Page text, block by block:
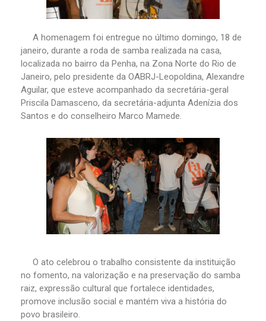
A homenagem foi entregue no último domingo, 18 de
janeiro, durante a roda de samba realizada na casa,
localizada no bairro da Penha, na Zona Norte do Rio de
Janeiro, pelo presidente da OABRJ-Leopoldina, Alexandre
Aguilar, que esteve acompanhado da secretária-geral
Priscila Damasceno, da secretária-adjunta Adenízia dos
Santos e do conselheiro Marco Mamede.
O ato celebrou o trabalho consistente da instituição
no fomento, na valorização e na preservação do samba
raiz, expressão cultural que fortalece identidades,
promove inclusão social e mantém viva a história do
povo brasileiro.